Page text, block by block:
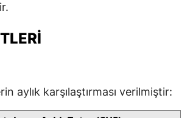
aylık karşılaştırması verilmiştir: